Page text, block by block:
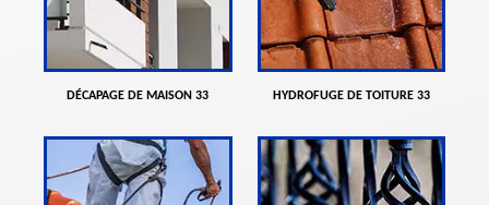
DÉCAPAGE DE MAISON 33 HYDROFUGE DE TOITURE 33